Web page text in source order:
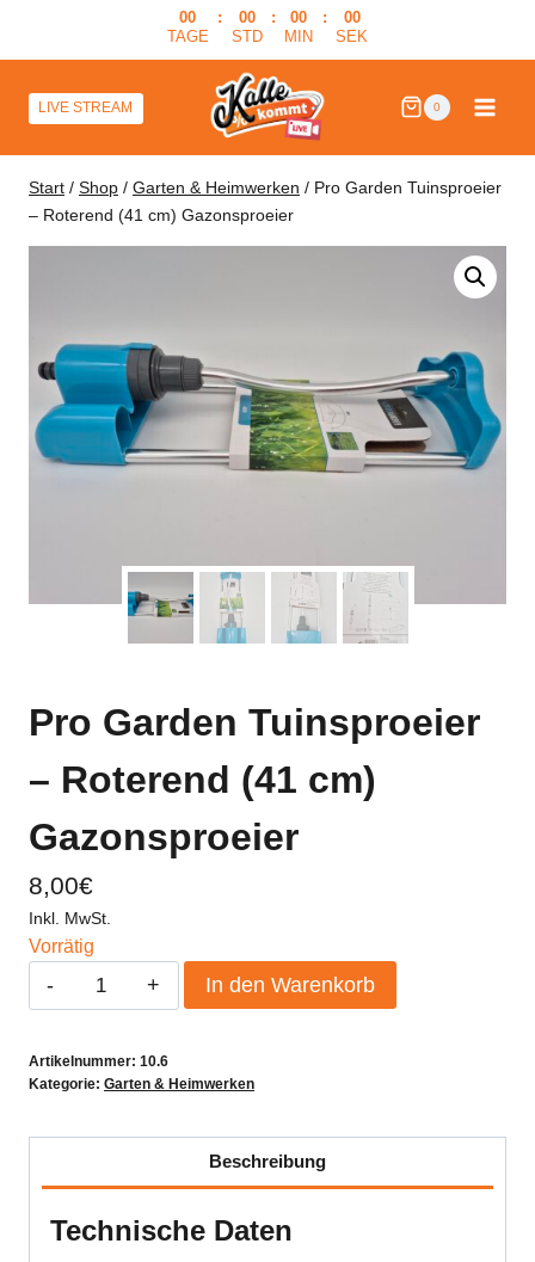
00
TAGE
:
00
STD
:
00
MIN
:
00
SEK
LIVE STREAM 0
Start / Shop / Garten & Heimwerken / Pro Garden Tuinsproeier
– Roterend (41 cm) Gazonsproeier
Pro Garden Tuinsproeier
– Roterend (41 cm)
Gazonsproeier
8,00€
Inkl. MwSt.
Vorrätig
Pro
Garden
(41
Menge
In den Warenkorb
Artikelnummer: 10.6
Kategorie: Garten & Heimwerken
Beschreibung
Technische Daten